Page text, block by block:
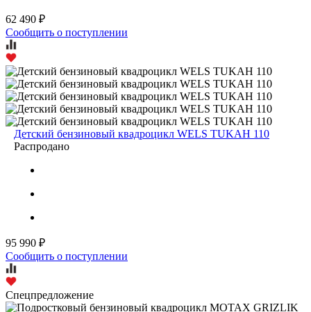
62 490 ₽
Сообщить о поступлении
Детский бензиновый квадроцикл WELS TUKAH 110
Распродано
95 990 ₽
Сообщить о поступлении
Спецпредложение